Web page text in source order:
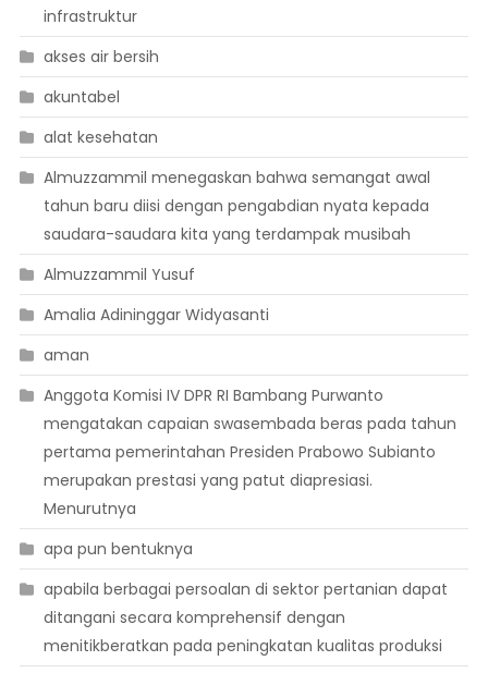
infrastruktur
akses air bersih
akuntabel
alat kesehatan
Almuzzammil menegaskan bahwa semangat awal
tahun baru diisi dengan pengabdian nyata kepada
saudara-saudara kita yang terdampak musibah
Almuzzammil Yusuf
Amalia Adininggar Widyasanti
aman
Anggota Komisi IV DPR RI Bambang Purwanto
mengatakan capaian swasembada beras pada tahun
pertama pemerintahan Presiden Prabowo Subianto
merupakan prestasi yang patut diapresiasi.
Menurutnya
apa pun bentuknya
apabila berbagai persoalan di sektor pertanian dapat
ditangani secara komprehensif dengan
menitikberatkan pada peningkatan kualitas produksi